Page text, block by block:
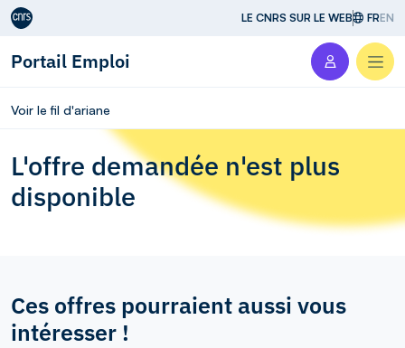
Aller au contenu LE CNRS SUR LE WEB FREN
Portail Emploi
Voir le fil d'ariane
L'offre demandée n'est plus
disponible
Ces offres pourraient aussi vous
intéresser !